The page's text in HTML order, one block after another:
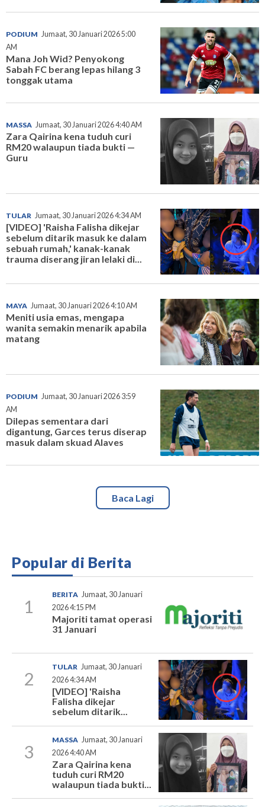
PODIUM Jumaat, 30 Januari 2026 5:00
AM
Mana Joh Wid? Penyokong
Sabah FC berang lepas hilang 3
tonggak utama
MASSA Jumaat, 30 Januari 2026 4:40 AM
Zara Qairina kena tuduh curi
RM20 walaupun tiada bukti —
Guru
TULAR Jumaat, 30 Januari 2026 4:34 AM
[VIDEO] 'Raisha Falisha dikejar
sebelum ditarik masuk ke dalam
sebuah rumah,' kanak-kanak
trauma diserang jiran lelaki di...
MAYA Jumaat, 30 Januari 2026 4:10 AM
Meniti usia emas, mengapa
wanita semakin menarik apabila
matang
PODIUM Jumaat, 30 Januari 2026 3:59
AM
Dilepas sementara dari
digantung, Garces terus diserap
masuk dalam skuad Alaves
Baca Lagi
Popular di Berita
1
BERITA Jumaat, 30 Januari
2026 4:15 PM
Majoriti tamat operasi
31 Januari
2
TULAR Jumaat, 30 Januari
2026 4:34 AM
[VIDEO] 'Raisha
Falisha dikejar
sebelum ditarik...
3
MASSA Jumaat, 30 Januari
2026 4:40 AM
Zara Qairina kena
tuduh curi RM20
walaupun tiada bukti...